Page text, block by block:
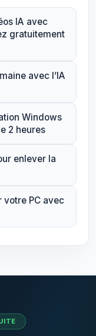
IA avec
gratuitement
avec l’IA
Windows
2 heures
enlever la
votre PC avec